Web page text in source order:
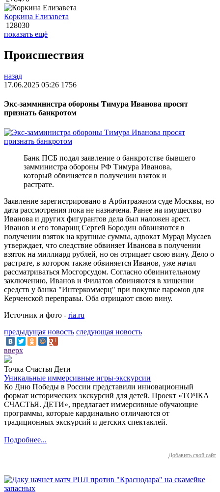
Коркина Елизавета
128030
показать ещё
Происшествия
назад
17.06.2025 05:26 1756
Экс-замминистра обороны Тимура Иванова просят
признать банкротом
Банк ПСБ подал заявление о банкротстве бывшего
замминистра обороны РФ Тимура Иванова,
который обвиняется в получении взяток и
растрате.
Заявление зарегистрировано в Арбитражном суде Москвы, но
дата рассмотрения пока не назначена. Ранее на имущество
Иванова и других фигурантов дела был наложен арест.
Иванов и его товарищ Сергей Бородин обвиняются в
получении взяток на крупные суммы, адвокат Мурад Мусаев
утверждает, что следствие обвиняет Иванова в получении
взяток на миллиард рублей, но он отрицает свою вину. Дело о
растрате, в котором также обвиняется Иванов, уже начал
рассматриваться Мосгорсудом. Согласно обвинительному
заключению, Иванов и Филатов обвиняются в хищении
средств у банка "Интеркоммерц" при покупке паромов для
Керченской переправы. Оба отрицают свою вину.
Источник и фото - ria.ru
предыдущая новость следующая новость
вверх
Точка Счастья Дети
Уникальные иммерсивные игры-экскурсии
Ко Дню Победы в России представили инновационный
формат исторических экскурсий для детей. Проект «ТОЧКА
СЧАСТЬЯ. ДЕТИ», предлагает иммерсивные обучающие
программы, которые кардинально отличаются от
традиционных экскурсий и детских спектаклей.
Подробнее...
Добавить свой сайт